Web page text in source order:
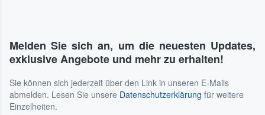
Melden Sie sich an, um die neuesten Updates,
exklusive Angebote und mehr zu erhalten!
Sie können sich jederzeit über den Link in unseren E-Mails
abmelden. Lesen Sie unsere Datenschutzerklärung für weitere
Einzelheiten.